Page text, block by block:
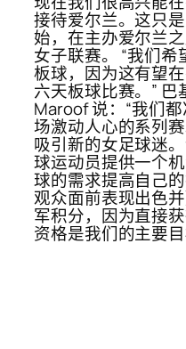
接待爱尔兰。这只
始，在主办爱尔兰
女子联赛。 “我们
板球，因为这有望
六天板球比赛。”
Maroof 说：“我们
场激动人心的系列
吸引新的女足球迷
球运动员提供一个
球的需求提高自己
观众面前表现出色
军积分，因为直接
资格是我们的主要